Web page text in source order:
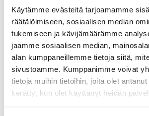
Käytämme evästeitä tarjoamamme
räätälöimiseen, sosiaalisen median
tukemiseen ja kävijämäärämme
jaamme sosiaalisen median,
alan kumppaneillemme tietoja siitä,
sivustoamme. Kumppanimme voivat
tietoja muihin tietoihin, joita olet
kerätty, kun olet käyttänyt heidän